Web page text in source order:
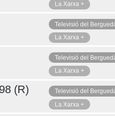
La Xarxa +
Televisió del
La Xarxa +
Televisió del
La Xarxa +
(R)
Televisió del
La Xarxa +